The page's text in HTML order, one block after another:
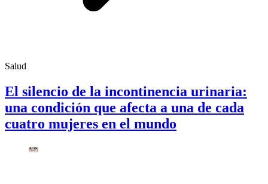
Salud
El silencio de la incontinencia urinaria:
una condición que afecta a una de cada
cuatro mujeres en el mundo